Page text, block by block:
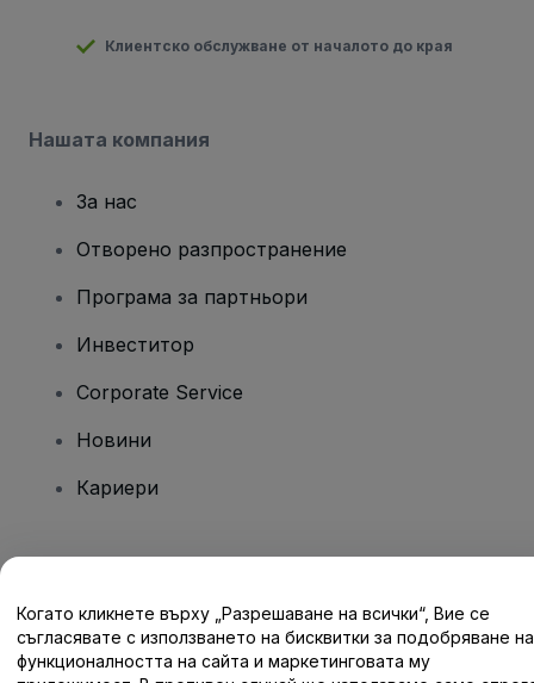
Клиентско обслужване от началото до края
Нашата компания
За нас
Отворено разпространение
Програма за партньори
Инвеститор
Corporate Service
Новини
Кариери
Помощен център / Свържете се с нас
Когато кликнете върху „Разрешаване на всички“, Вие се
съгласявате с използването на бисквитки за подобряване на
функционалността на сайта и маркетинговата му